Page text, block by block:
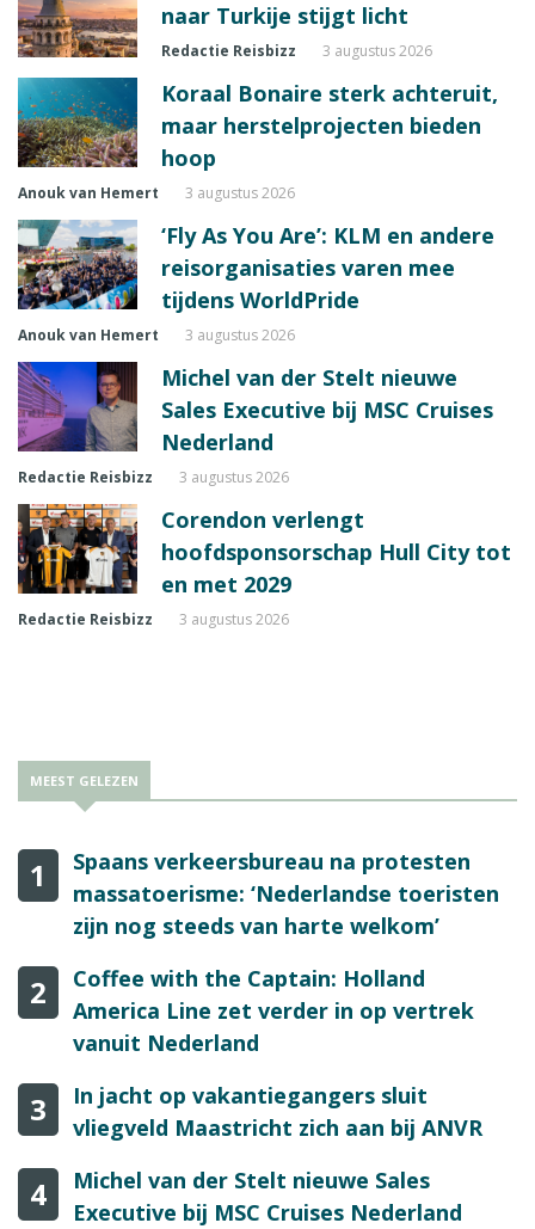
naar Turkije stijgt licht
Redactie Reisbizz 3 augustus 2026
Koraal Bonaire sterk achteruit,
maar herstelprojecten bieden
hoop
Anouk van Hemert 3 augustus 2026
‘Fly As You Are’: KLM en andere
reisorganisaties varen mee
tijdens WorldPride
Anouk van Hemert 3 augustus 2026
Michel van der Stelt nieuwe
Sales Executive bij MSC Cruises
Nederland
Redactie Reisbizz 3 augustus 2026
Corendon verlengt
hoofdsponsorschap Hull City tot
en met 2029
Redactie Reisbizz 3 augustus 2026
MEEST GELEZEN
1
Spaans verkeersbureau na protesten
massatoerisme: ‘Nederlandse toeristen
zijn nog steeds van harte welkom’
2
Coffee with the Captain: Holland
America Line zet verder in op vertrek
vanuit Nederland
3
In jacht op vakantiegangers sluit
vliegveld Maastricht zich aan bij ANVR
4
Michel van der Stelt nieuwe Sales
Executive bij MSC Cruises Nederland